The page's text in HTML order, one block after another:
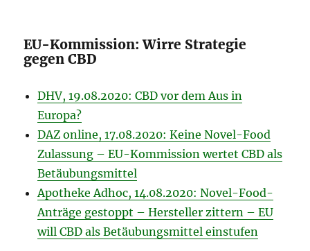
EU-Kommission: Wirre Strategie
gegen CBD
DHV, 19.08.2020: CBD vor dem Aus in
Europa?
DAZ online, 17.08.2020: Keine Novel-Food
Zulassung – EU-Kommission wertet CBD als
Betäubungsmittel
Apotheke Adhoc, 14.08.2020: Novel-Food-
Anträge gestoppt – Hersteller zittern – EU
will CBD als Betäubungsmittel einstufen